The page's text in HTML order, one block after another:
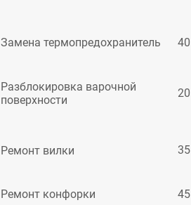
Замена термопредохранитель
Разблокировка варочной
поверхности
Ремонт вилки
Ремонт конфорки